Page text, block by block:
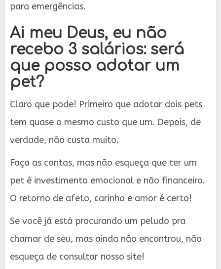
para emergências.
Ai meu Deus, eu não
recebo 3 salários: será
que posso adotar um
pet?
Claro que pode! Primeiro que adotar dois pets
tem quase o mesmo custo que um. Depois, de
verdade, não custa muito.
Faça as contas, mas não esqueça que ter um
pet é investimento emocional e não financeiro.
O retorno de afeto, carinho e amor é certo!
Se você já está procurando um peludo pra
chamar de seu, mas ainda não encontrou, não
esqueça de consultar nosso site!